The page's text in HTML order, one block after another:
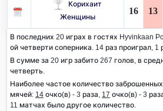
Корихаит
Женщины
16 13
В последних 20 играх в гостях Hyvinkaan
ой четверти соперника. 14 раз проиграл,
В сумме за 20 игр забито 267 голов, в
четверть.
Наиболее частое количество
мячей: 14 очко(в) - 3 раза, 17 очко(в) - 3
11 матчах было другое количество.